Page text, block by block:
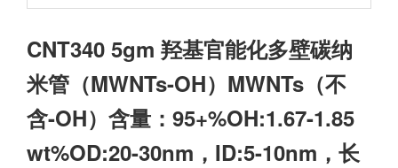
CNT340 5gm 羟基官能化多壁碳纳
米管（MWNTs-OH）MWNTs（不
含-OH）含量：95+%OH:1.67-1.85
wt%OD:20-30nm，ID:5-10nm，长